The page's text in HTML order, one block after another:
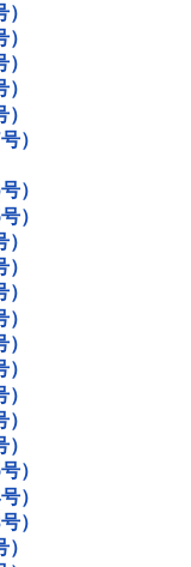
）
）
）
）
）
）